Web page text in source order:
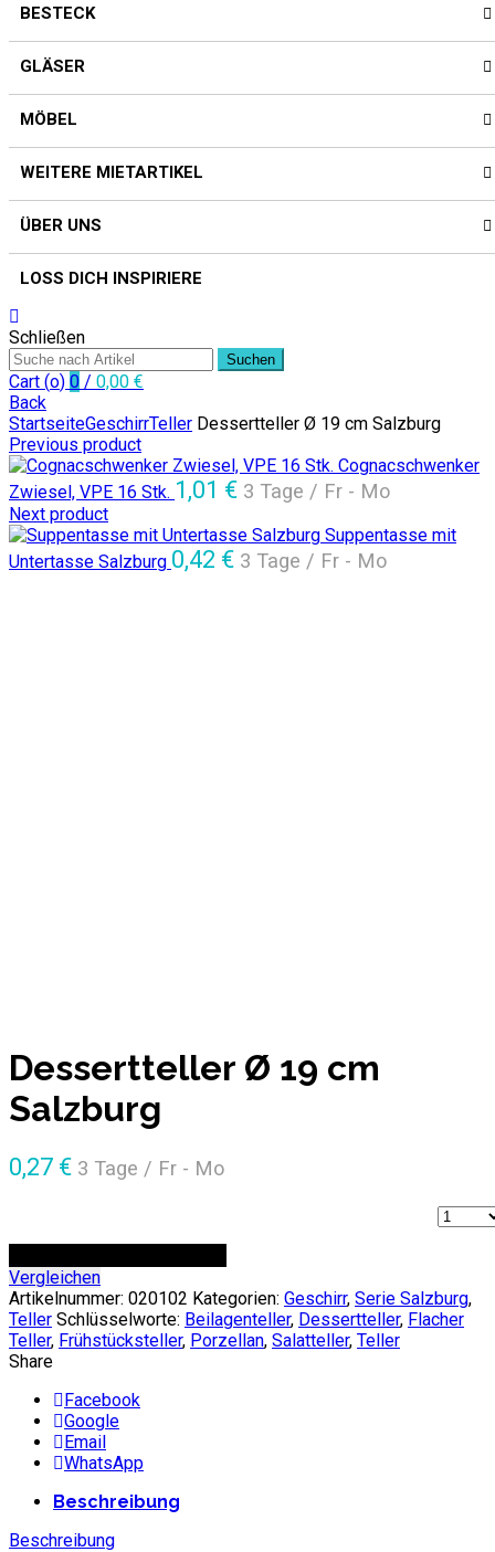
BESTECK
GLÄSER
MÖBEL
WEITERE MIETARTIKEL
ÜBER UNS
LOSS DICH INSPIRIERE
Schließen
Suchen
Cart (o) 0 / 0,00 €
Back
StartseiteGeschirrTeller Dessertteller Ø 19 cm Salzburg
Previous product
Cognacschwenker
Zwiesel, VPE 16 Stk. 1,01 € 3 Tage / Fr - Mo
Next product
Suppentasse mit
Untertasse Salzburg 0,42 € 3 Tage / Fr - Mo
Dessertteller Ø 19 cm
Salzburg
0,27 € 3 Tage / Fr - Mo
Anzahl
Vergleichen
Artikelnummer: 020102 Kategorien: Geschirr, Serie Salzburg,
Teller Schlüsselworte: Beilagenteller, Dessertteller, Flacher
Teller, Frühstücksteller, Porzellan, Salatteller, Teller
Share
Facebook
Google
Email
WhatsApp
Beschreibung
Beschreibung